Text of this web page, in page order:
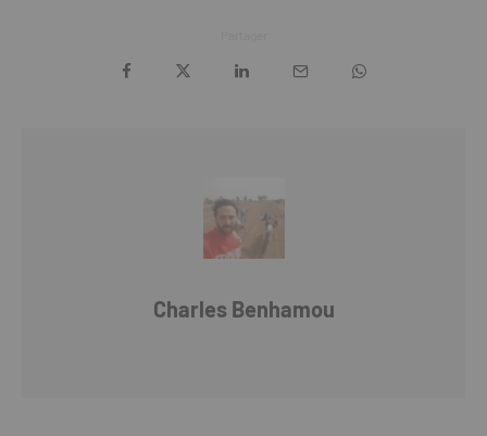
Charles Benhamou